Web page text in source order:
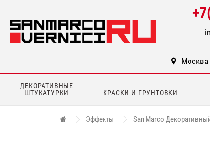
Москва
ДЕКОРАТИВНЫЕ
ШТУКАТУРКИ
КРАСКИ И ГРУНТОВКИ
Эффекты San Marco